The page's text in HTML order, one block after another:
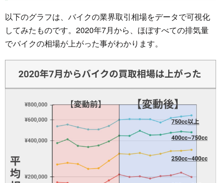
以下のグラフは、バイクの業界取引相場をデータで可視化
してみたものです。2020年7月から、ほぼすべての排気量
でバイクの相場が上がった事がわかります。